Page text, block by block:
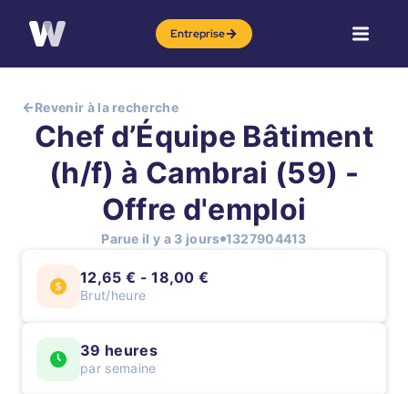
Entreprise
Revenir à la recherche
Chef d’Équipe Bâtiment
(h/f) à Cambrai (59) -
Offre d'emploi
Parue il y a 3 jours 1327904413
12,65 € - 18,00 €
Brut/heure
39 heures
par semaine